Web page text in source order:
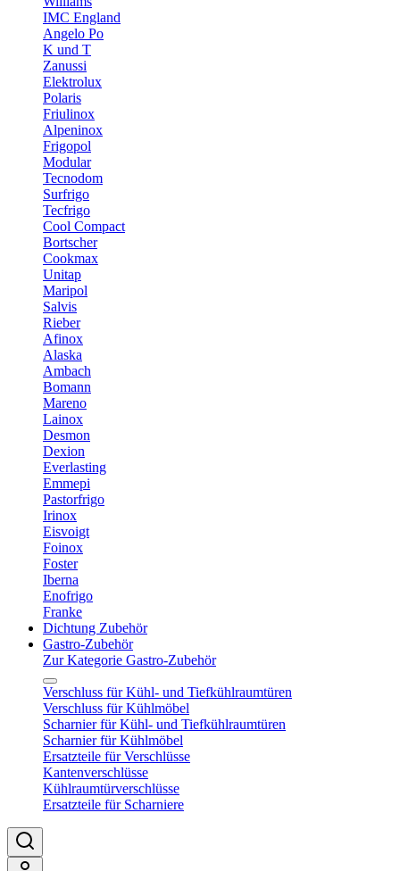
IMC England
Angelo Po
K und T
Zanussi
Elektrolux
Polaris
Friulinox
Alpeninox
Frigopol
Modular
Tecnodom
Surfrigo
Tecfrigo
Cool Compact
Bortscher
Cookmax
Unitap
Maripol
Salvis
Rieber
Afinox
Alaska
Ambach
Bomann
Mareno
Lainox
Desmon
Dexion
Everlasting
Emmepi
Pastorfrigo
Irinox
Eisvoigt
Foinox
Foster
Iberna
Enofrigo
Franke
Dichtung Zubehör
Gastro-Zubehör
Zur Kategorie Gastro-Zubehör
Verschluss für Kühl- und Tiefkühlraumtüren
Verschluss für Kühlmöbel
Scharnier für Kühl- und Tiefkühlraumtüren
Scharnier für Kühlmöbel
Ersatzteile für Verschlüsse
Kantenverschlüsse
Kühlraumtürverschlüsse
Ersatzteile für Scharniere